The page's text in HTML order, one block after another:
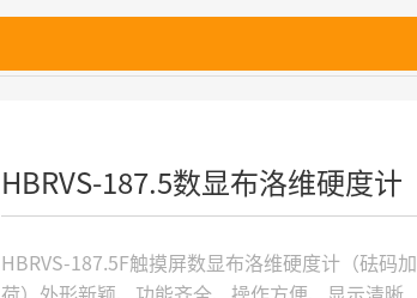
HBRVS-187.5数显布洛维硬度计
HBRVS-187.5F触摸屏数显布洛维硬度计（砝码加